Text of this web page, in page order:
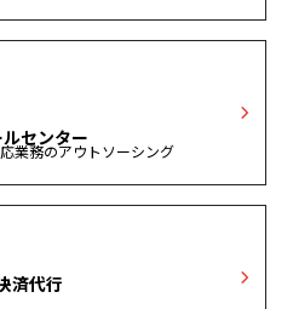
センター
業務のアウトソーシング
済代行